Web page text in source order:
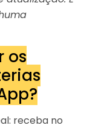
os
receba no